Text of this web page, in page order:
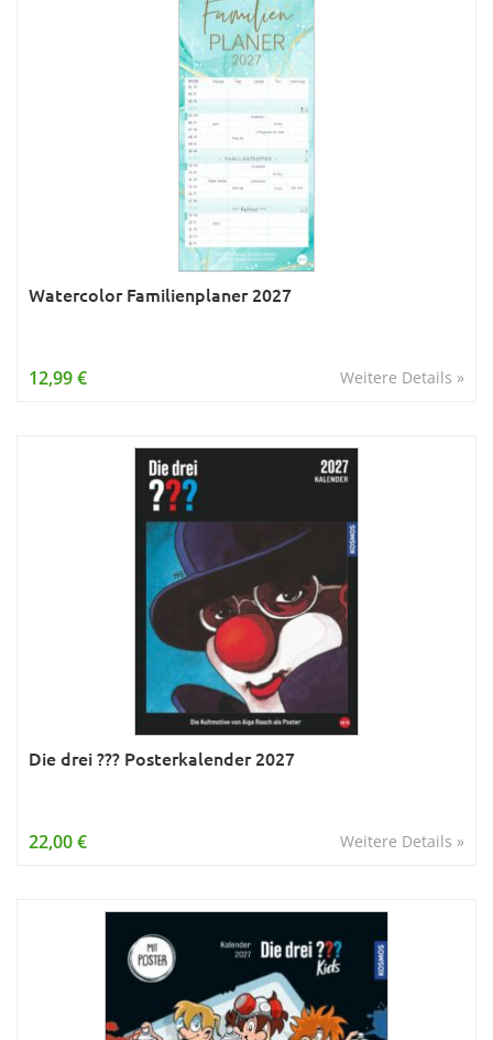
Watercolor Familienplaner 2027
Weitere Details »
12,99 €
Die drei ??? Posterkalender 2027
Weitere Details »
22,00 €